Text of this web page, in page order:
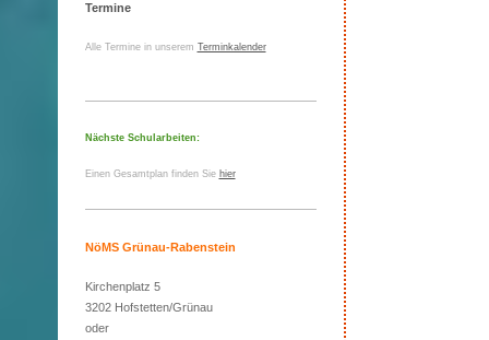
Termine
Alle Termine in unserem Terminkalender
Nächste Schularbeiten:
Einen Gesamtplan finden Sie hier
NöMS Grünau-Rabenstein
Kirchenplatz 5
3202 Hofstetten/Grünau
oder